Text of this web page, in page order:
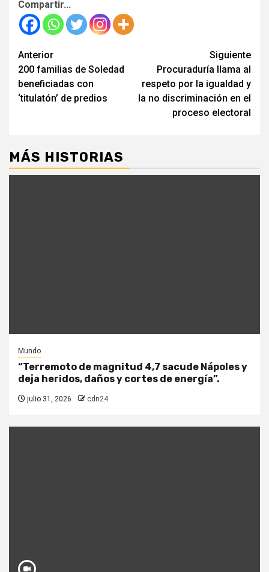
Compartir...
Seguir
leyendo
Anterior
200 familias de Soledad
beneficiadas con
‘titulatón’ de predios
Siguiente
Procuraduría llama al
respeto por la igualdad y
la no discriminación en el
proceso electoral
MÁS HISTORIAS
Mundo
“Terremoto de magnitud 4,7 sacude Nápoles y
deja heridos, daños y cortes de energía”.
julio 31, 2026 cdn24